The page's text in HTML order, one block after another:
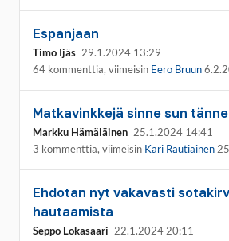
Espanjaan
Timo Ijäs 29.1.2024 13:29
64 kommenttia, viimeisin Eero Bruun
Matkavinkkejä sinne sun tänne
Markku Hämäläinen 25.1.2024 14:41
3 kommenttia, viimeisin Kari Rautiainen
Ehdotan nyt vakavasti
hautaamista
Seppo Lokasaari 22.1.2024 20:11